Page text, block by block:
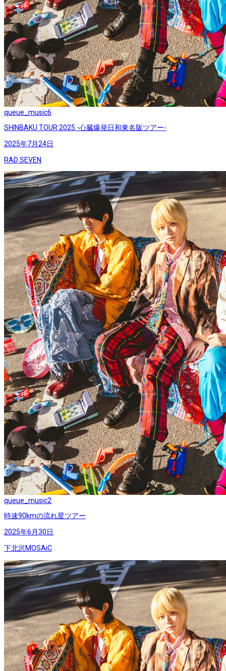
queue_music6
SHINBAKU TOUR 2025 -心臓爆発日和東名阪ツアー-
2025年7月24日
RAD SEVEN
queue_music2
時速90kmの流れ星ツアー
2025年6月30日
下北沢MOSAiC